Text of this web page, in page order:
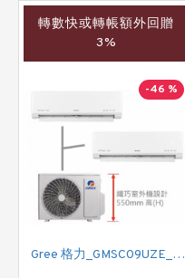
轉數快或轉帳額外回贈
3%
-46 %
Gree 格力_GMSC09UZE_GMSC12UZE_GMSC18UZC_R32 掛牆變頻式1拖2分體冷氣機 (淨冷型)